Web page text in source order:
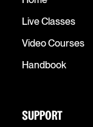
Live Classes
Video Courses
Handbook
SUPPORT